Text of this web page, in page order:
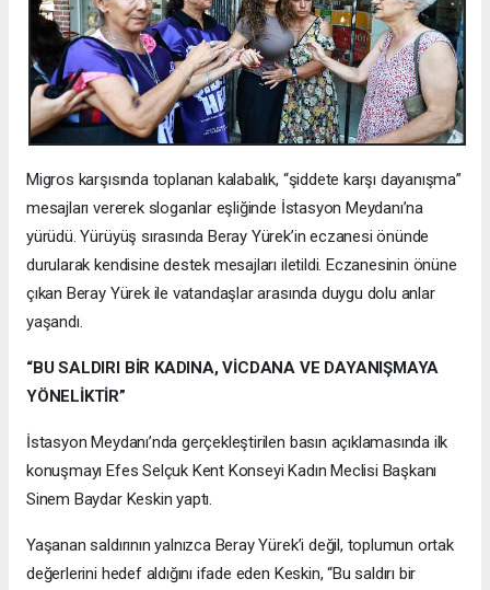
Migros karşısında toplanan kalabalık, “şiddete karşı dayanışma”
mesajları vererek sloganlar eşliğinde İstasyon Meydanı’na
yürüdü. Yürüyüş sırasında Beray Yürek’in eczanesi önünde
durularak kendisine destek mesajları iletildi. Eczanesinin önüne
çıkan Beray Yürek ile vatandaşlar arasında duygu dolu anlar
yaşandı.
“BU SALDIRI BİR KADINA, VİCDANA VE DAYANIŞMAYA
YÖNELİKTİR”
İstasyon Meydanı’nda gerçekleştirilen basın açıklamasında ilk
konuşmayı Efes Selçuk Kent Konseyi Kadın Meclisi Başkanı
Sinem Baydar Keskin yaptı.
Yaşanan saldırının yalnızca Beray Yürek’i değil, toplumun ortak
değerlerini hedef aldığını ifade eden Keskin, “Bu saldırı bir